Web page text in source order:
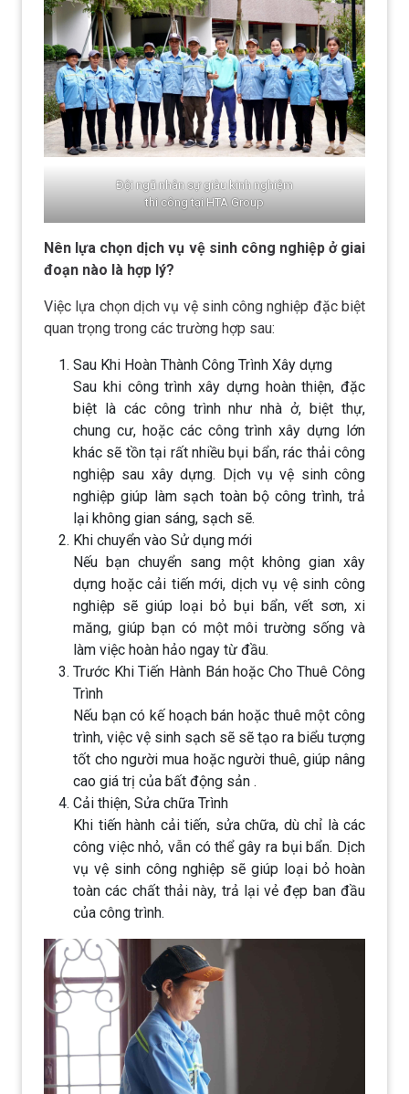
Đội ngũ nhân sự giàu kinh nghiệm
thi công tại HTA Group
Nên lựa chọn dịch vụ vệ sinh công nghiệp ở giai
đoạn nào là hợp lý?
Việc lựa chọn dịch vụ vệ sinh công nghiệp đặc biệt
quan trọng trong các trường hợp sau:
Sau Khi Hoàn Thành Công Trình Xây dựng
Sau khi công trình xây dựng hoàn thiện, đặc
biệt là các công trình như nhà ở, biệt thự,
chung cư, hoặc các công trình xây dựng lớn
khác sẽ tồn tại rất nhiều bụi bẩn, rác thải công
nghiệp sau xây dựng. Dịch vụ vệ sinh công
nghiệp giúp làm sạch toàn bộ công trình, trả
lại không gian sáng, sạch sẽ.
Khi chuyển vào Sử dụng mới
Nếu bạn chuyển sang một không gian xây
dựng hoặc cải tiến mới, dịch vụ vệ sinh công
nghiệp sẽ giúp loại bỏ bụi bẩn, vết sơn, xi
măng, giúp bạn có một môi trường sống và
làm việc hoàn hảo ngay từ đầu.
Trước Khi Tiến Hành Bán hoặc Cho Thuê Công
Trình
Nếu bạn có kế hoạch bán hoặc thuê một công
trình, việc vệ sinh sạch sẽ sẽ tạo ra biểu tượng
tốt cho người mua hoặc người thuê, giúp nâng
cao giá trị của bất động sản .
Cải thiện, Sửa chữa Trình
Khi tiến hành cải tiến, sửa chữa, dù chỉ là các
công việc nhỏ, vẫn có thể gây ra bụi bẩn. Dịch
vụ vệ sinh công nghiệp sẽ giúp loại bỏ hoàn
toàn các chất thải này, trả lại vẻ đẹp ban đầu
của công trình.